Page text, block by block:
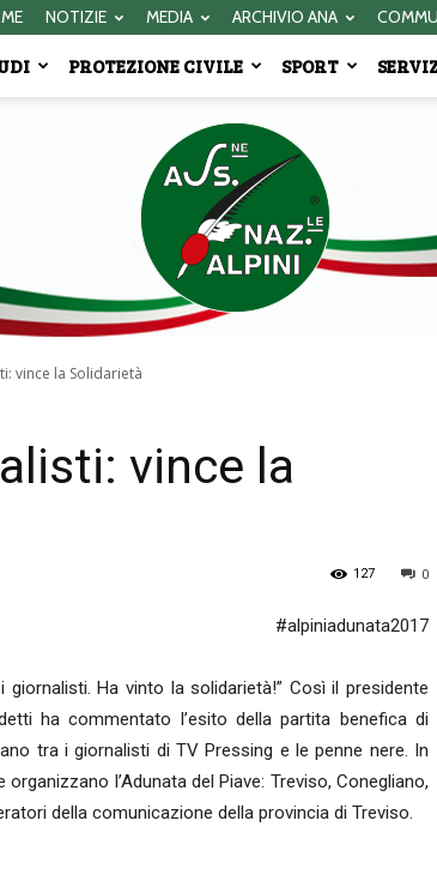
NOTIZIE MEDIA ARCHIVIO ANA
PROTEZIONE CIVILE SPORT
Nazionale
Alpini
vince la Solidarietà
vince la
0
127
#alpiniadunata2017
Ha vinto la solidarietà!” Così il presidente
ha commentato l’esito della partita benefica di
tra i giornalisti di TV Pressing e le penne nere. In
l’Adunata del Piave: Treviso, Conegliano,
della comunicazione della provincia di Treviso.